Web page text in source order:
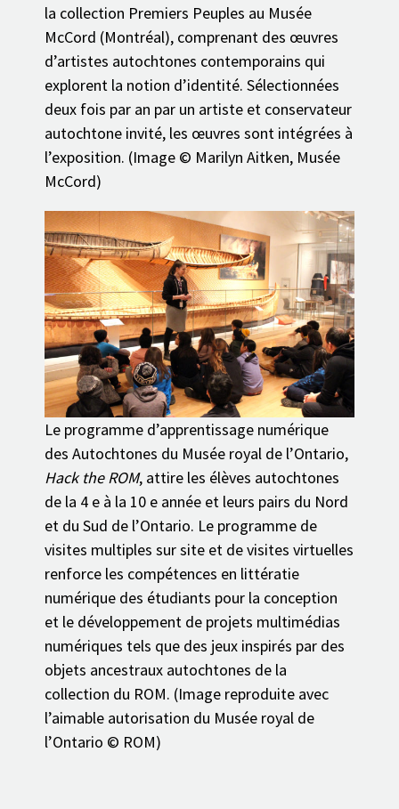
la collection Premiers Peuples au Musée
McCord (Montréal), comprenant des œuvres
d’artistes autochtones contemporains qui
explorent la notion d’identité. Sélectionnées
deux fois par an par un artiste et conservateur
autochtone invité, les œuvres sont intégrées à
l’exposition. (Image © Marilyn Aitken, Musée
McCord)
Le programme d’apprentissage numérique
des Autochtones du Musée royal de l’Ontario,
Hack the ROM, attire les élèves autochtones
de la 4 e à la 10 e année et leurs pairs du Nord
et du Sud de l’Ontario. Le programme de
visites multiples sur site et de visites virtuelles
renforce les compétences en littératie
numérique des étudiants pour la conception
et le développement de projets multimédias
numériques tels que des jeux inspirés par des
objets ancestraux autochtones de la
collection du ROM. (Image reproduite avec
l’aimable autorisation du Musée royal de
l’Ontario © ROM)